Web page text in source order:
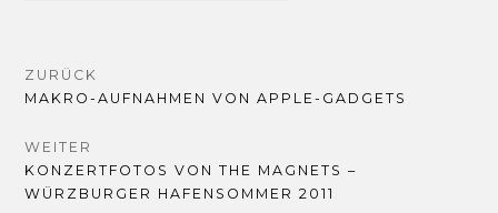
BEITRAGSNAVIGATION
ZURÜCK
VORHERIGER
MAKRO-AUFNAHMEN VON APPLE-GADGETS
WEITER
NÄCHSTER
BEITRAG:
KONZERTFOTOS VON THE MAGNETS –
WÜRZBURGER HAFENSOMMER 2011